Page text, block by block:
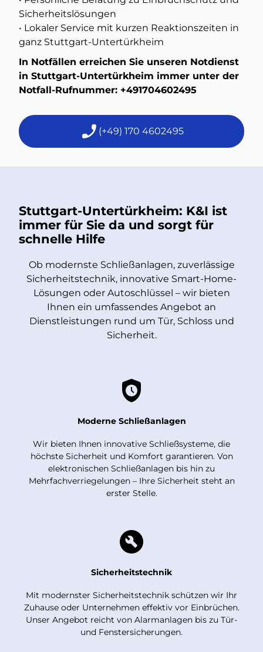
Sicherheitslösungen
• Lokaler Service mit kurzen Reaktionszeiten in
ganz Stuttgart-Untertürkheim
In Notfällen erreichen Sie unseren Notdienst
in Stuttgart-Untertürkheim immer unter der
Notfall-Rufnummer: +491704602495
(+49) 170 4602495
Stuttgart-Untertürkheim: K&I ist
immer für Sie da und sorgt für
schnelle Hilfe
Ob modernste Schließanlagen, zuverlässige
Sicherheitstechnik, innovative Smart-Home-
Lösungen oder Autoschlüssel – wir bieten
Ihnen ein umfassendes Angebot an
Dienstleistungen rund um Tür, Schloss und
Sicherheit.
Moderne Schließanlagen
Wir bieten Ihnen innovative Schließsysteme, die
höchste Sicherheit und Komfort garantieren. Von
elektronischen Schließanlagen bis hin zu
Mehrfachverriegelungen – Ihre Sicherheit steht an
erster Stelle.
Sicherheitstechnik
Mit modernster Sicherheitstechnik schützen wir Ihr
Zuhause oder Unternehmen effektiv vor Einbrüchen.
Unser Angebot reicht von Alarmanlagen bis zu Tür-
und Fenstersicherungen.